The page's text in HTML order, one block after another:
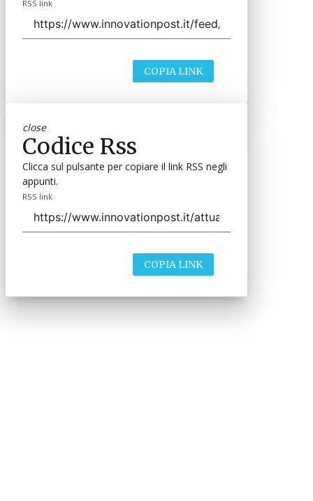
RSS link
COPIA LINK
close
Codice Rss
Clicca sul pulsante per copiare il link RSS negli
appunti.
RSS link
COPIA LINK